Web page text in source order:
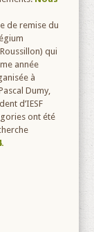
de remise du
qui
année
à
Dumy,
d’IESF
ont été